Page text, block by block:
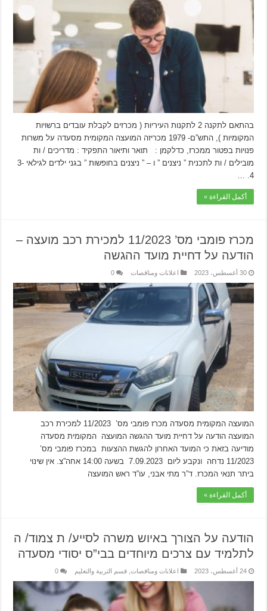
בהתאם לתקנה 2 לתקנות העיריות ( מכרזים לקבלת עובדים ברשויות
המקומיות ), התש”ם- 1979 מכריזה המועצה המקומית מסעדה על משרות
פנויות בפטור ממכרז, כדלקמן : תואר ותיאור התפקיד : מדריכים / ות
מובילים / ות לתכנית ” ניצנים ” ו – ” ניצנים בחופשות ” בגני ילדים לגילאי 3-
4. …
أكمل القراءة »
מכרז פומבי מס’ 11/2023 למכירת רכב מועצה –
הודעה על דחיית מועד ההגשה
30 أغسطس، 2023 اعلانات ومناقصات 0
המועצה המקומית מסעדה מכרז פומבי מס’ 11/2023 למכירת רכב
המועצה הודעה על דחיית מועד ההגשה המועצה המקומית מסעדה
מודיעה בזאת כי המועד האחרון להגשת ההצעות במכרז פומבי מס’
11/2023 נדחה ונקבע ליום 7.09.2023 בשעה 14:00 אחה”צ. אין שינוי
ביתר תנאי המכרז. ד”ר מתי אבני, עו”ד ראש המועצה
أكمل القراءة »
הודעה על הצורך באיוש משרה לסייע/ ת צמוד/ ה
לתלמיד עם צרכים מיוחדים בבי”ס יסודי מסעדה
24 أغسطس، 2023 اعلانات ومناقصات ,قسم التربية والتعليم 0